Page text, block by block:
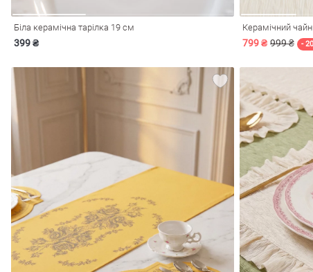
ОкуляриХусткиПанами
Біла керамічна тарілка 19 см
399 ₴
Керамічний
799 ₴ 999 ₴ -